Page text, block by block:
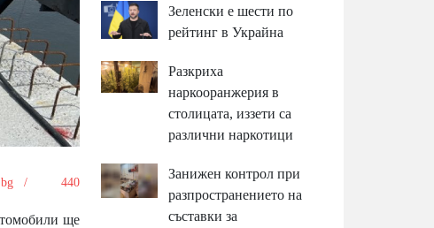
/ 440
ще
Зеленски е шести по
рейтинг в Украйна
Разкриха
наркооранжерия в
столицата, иззети са
различни наркотици
Занижен контрол при
разпространението на
съставки за